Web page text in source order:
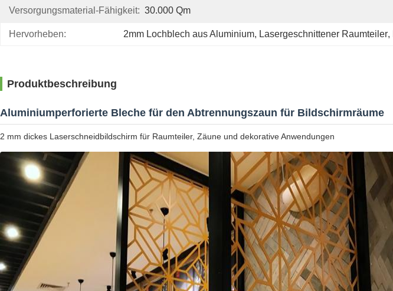
Versorgungsmaterial-Fähigkeit: 30.000 Qm
Hervorheben: 2mm Lochblech aus Aluminium, Lasergeschnittener Raumteiler,
Produktbeschreibung
Aluminiumperforierte Bleche für den Abtrennungszaun für Bildschirmräume
2 mm dickes Laserschneidbildschirm für Raumteiler, Zäune und dekorative Anwendungen